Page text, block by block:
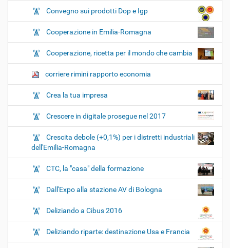
Convegno sui prodotti Dop e Igp
Cooperazione in Emilia-Romagna
Cooperazione, ricetta per il mondo che cambia
corriere rimini rapporto economia
Crea la tua impresa
Crescere in digitale prosegue nel 2017
Crescita debole (+0,1%) per i distretti industriali
dell'Emilia-Romagna
CTC, la "casa" della formazione
Dall'Expo alla stazione AV di Bologna
Deliziando a Cibus 2016
Deliziando riparte: destinazione Usa e Francia